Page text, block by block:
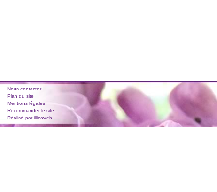
Nous contacter
Plan du site
Mentions légales
Recommander le site
Réalisé par illicoweb